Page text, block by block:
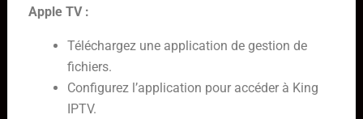
Apple TV :
Téléchargez une application de gestion de
fichiers.
Configurez l’application pour accéder à King
IPTV.